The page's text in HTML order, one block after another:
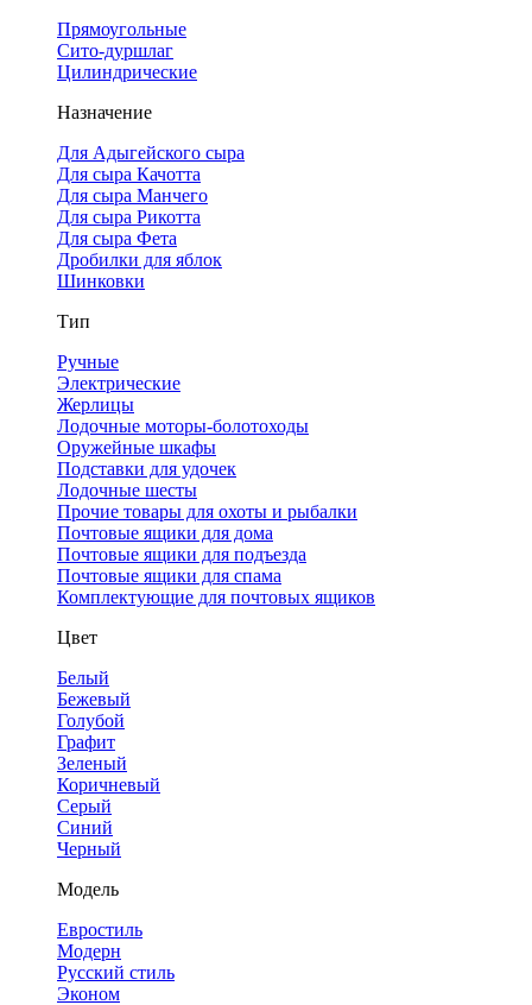
Прямоугольные
Сито-дуршлаг
Цилиндрические
Назначение
Для Адыгейского сыра
Для сыра Качотта
Для сыра Манчего
Для сыра Рикотта
Для сыра Фета
Дробилки для яблок
Шинковки
Тип
Ручные
Электрические
Жерлицы
Лодочные моторы-болотоходы
Оружейные шкафы
Подставки для удочек
Лодочные шесты
Прочие товары для охоты и рыбалки
Почтовые ящики для дома
Почтовые ящики для подъезда
Почтовые ящики для спама
Комплектующие для почтовых ящиков
Цвет
Белый
Бежевый
Голубой
Графит
Зеленый
Коричневый
Серый
Синий
Черный
Модель
Евростиль
Модерн
Русский стиль
Эконом